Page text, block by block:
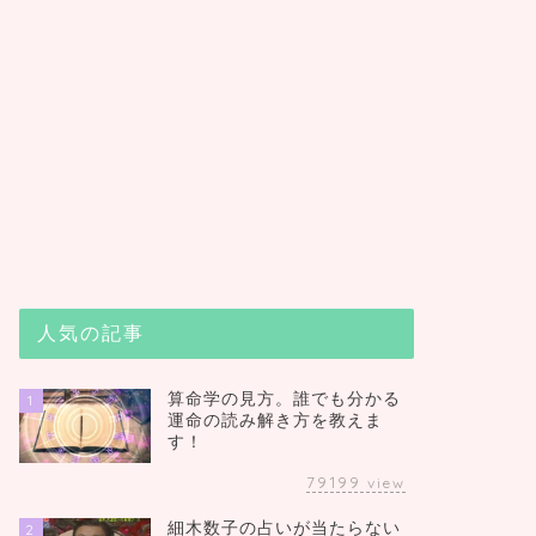
人気の記事
1
算命学の見方。誰でも分かる
運命の読み解き方を教えま
す！
79199 view
2 細木数子の占いが当たらない